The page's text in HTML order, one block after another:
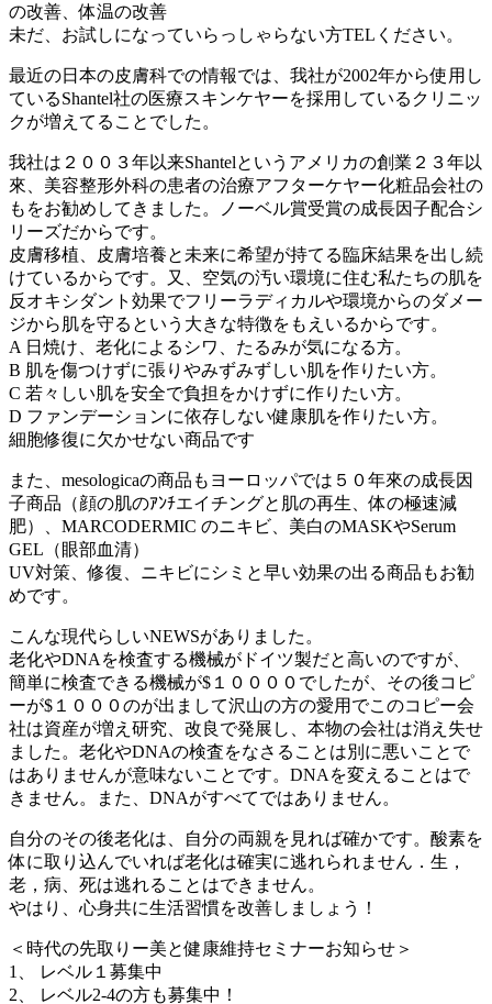
の改善、体温の改善
未だ、お試しになっていらっしゃらない方TELください。
最近の日本の皮膚科での情報では、我社が2002年から使用し
ているShantel社の医療スキンケヤーを採用しているクリニッ
クが増えてることでした。
我社は２００３年以来Shantelというアメリカの創業２３年以
來、美容整形外科の患者の治療アフターケヤー化粧品会社の
もをお勧めしてきました。ノーベル賞受賞の成長因子配合シ
リーズだからです。
皮膚移植、皮膚培養と未来に希望が持てる臨床結果を出し続
けているからです。又、空気の汚い環境に住む私たちの肌を
反オキシダント効果でフリーラディカルや環境からのダメー
ジから肌を守るという大きな特徴をもえいるからです。
A 日焼け、老化によるシワ、たるみが気になる方。
B 肌を傷つけずに張りやみずみずしい肌を作りたい方。
C 若々しい肌を安全で負担をかけずに作りたい方。
D ファンデーションに依存しない健康肌を作りたい方。
細胞修復に欠かせない商品です
また、mesologicaの商品もヨーロッパでは５０年來の成長因
子商品（顔の肌のｱﾝﾁエイチングと肌の再生、体の極速減
肥）、MARCODERMIC のニキビ、美白のMASKやSerum
GEL（眼部血清）
UV対策、修復、ニキビにシミと早い効果の出る商品もお勧
めです。
こんな現代らしいNEWSがありました。
老化やDNAを検査する機械がドイツ製だと高いのですが、
簡単に検査できる機械が$１００００でしたが、その後コピ
ーが$１０００のが出まして沢山の方の愛用でこのコピー会
社は資産が増え研究、改良で発展し、本物の会社は消え失せ
ました。老化やDNAの検査をなさることは別に悪いことで
はありませんが意味ないことです。DNAを変えることはで
きません。また、DNAがすべてではありません。
自分のその後老化は、自分の両親を見れば確かです。酸素を
体に取り込んでいれば老化は確実に逃れられません．生，
老，病、死は逃れることはできません。
やはり、心身共に生活習慣を改善しましょう！
＜時代の先取りー美と健康維持セミナーお知らせ＞
1、 レベル１募集中
2、 レベル2-4の方も募集中！